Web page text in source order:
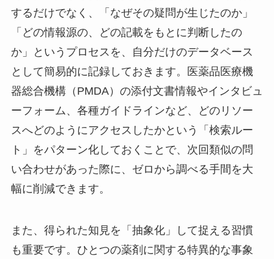
するだけでなく、「なぜその疑問が生じたのか」
「どの情報源の、どの記載をもとに判断したの
か」というプロセスを、自分だけのデータベース
として簡易的に記録しておきます。医薬品医療機
器総合機構（PMDA）の添付文書情報やインタビュ
ーフォーム、各種ガイドラインなど、どのリソー
スへどのようにアクセスしたかという「検索ルー
ト」をパターン化しておくことで、次回類似の問
い合わせがあった際に、ゼロから調べる手間を大
幅に削減できます。
また、得られた知見を「抽象化」して捉える習慣
も重要です。ひとつの薬剤に関する特異的な事象